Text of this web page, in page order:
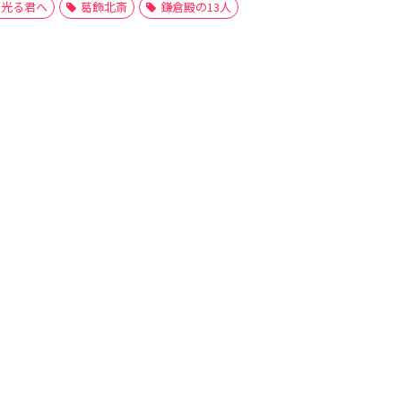
光る君へ 葛飾北斎 鎌倉殿の13人